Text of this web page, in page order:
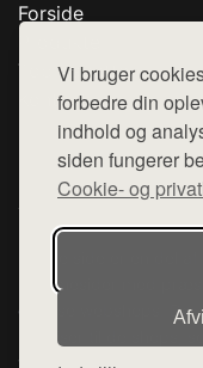
Vi bruger
forbedre din
indhold og
siden fungerer
Cookie- og
Forside
Top Rabatter
Kontakt
Denne side er en del
hjemmesider med
diverse webshops.
varerne på lager.